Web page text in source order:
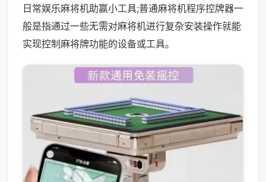
日常娱乐麻将机助赢小工具;普通麻将机程序控牌器一
般是指通过一些无需对麻将机进行复杂安装操作就能
实现控制麻将牌功能的设备或工具。